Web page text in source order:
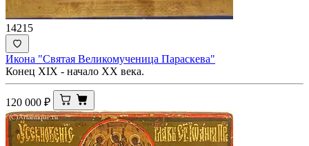
14215
Икона "Святая Великомученица Параскева"
Конец XIX - начало ХХ века.
120 000 ₽